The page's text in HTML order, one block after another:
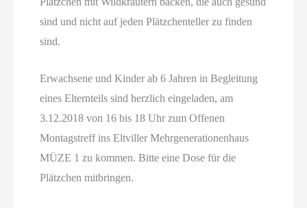
sind und nicht auf jeden Plätzchenteller zu finden
sind.
Erwachsene und Kinder ab 6 Jahren in Begleitung
eines Elternteils sind herzlich eingeladen, am
3.12.2018 von 16 bis 18 Uhr zum Offenen
Montagstreff ins Eltviller Mehrgenerationenhaus
MÜZE 1 zu kommen. Bitte eine Dose für die
Plätzchen mitbringen.